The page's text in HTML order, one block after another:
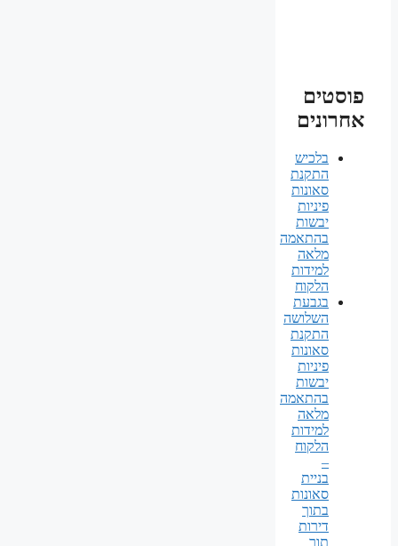
פוסטים
אחרונים
בלכיש
התקנת
סאונות
פיניות
יבשות
בהתאמה
מלאה
למידות
הלקוח
בגבעת
השלושה
התקנת
סאונות
פיניות
יבשות
בהתאמה
מלאה
למידות
הלקוח
–
בניית
סאונות
בתוך
דירות
תוך